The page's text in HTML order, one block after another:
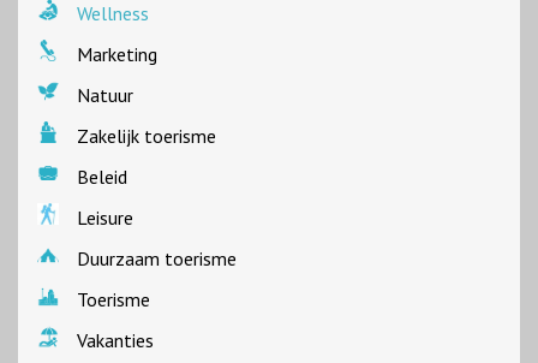
Wellness
Marketing
Natuur
Zakelijk toerisme
Beleid
Leisure
Duurzaam toerisme
Toerisme
Vakanties